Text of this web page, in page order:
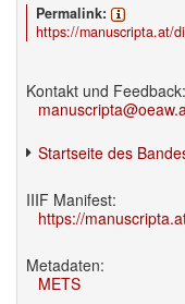
Permalink:
https://manuscripta.at/
Kontakt und Feedback:
Startseite des
IIIF Manifest:
https://
Metadaten:
METS